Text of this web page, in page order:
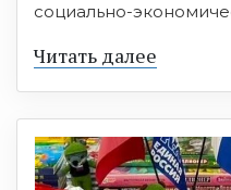
социально-
Читать далее